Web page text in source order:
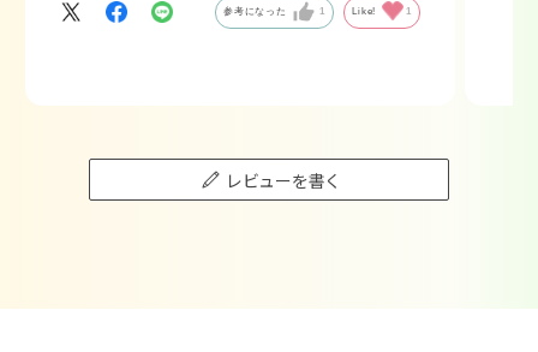
参考になった 1 Like! 1
レビューを書く